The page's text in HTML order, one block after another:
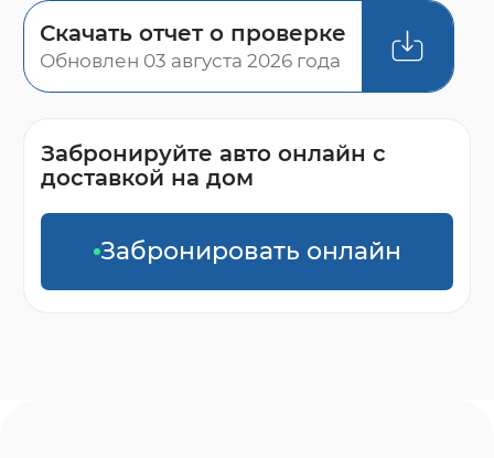
Скачать отчет о проверке
Обновлен 03 августа 2026 года
Забронируйте авто онлайн с
доставкой на дом
Забронировать онлайн